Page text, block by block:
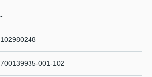
-
102980248
700139935-001-102